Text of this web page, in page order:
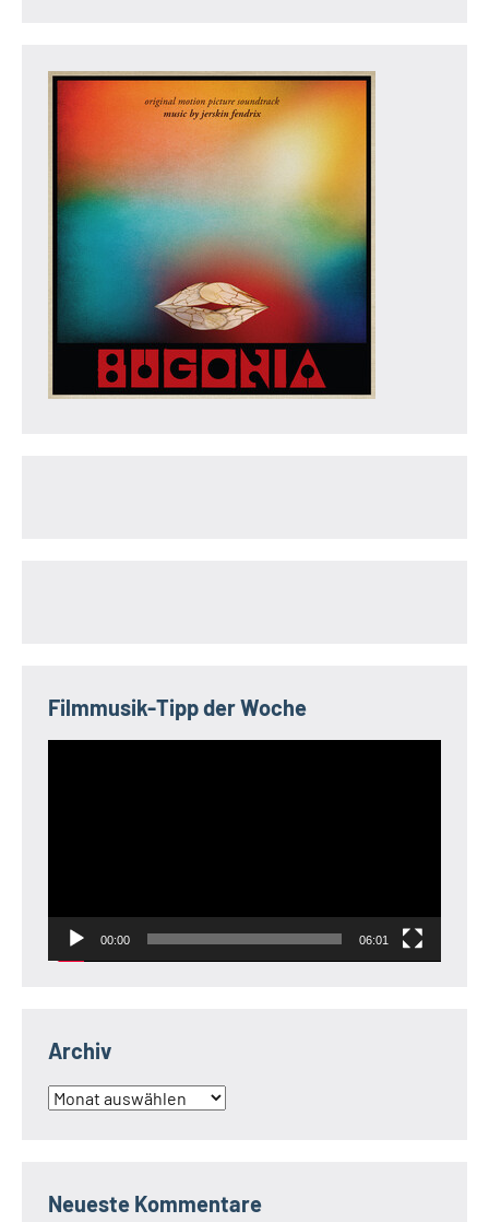
Filmmusik-Tipp der Woche
00:00 06:01
Archiv
Archiv
Neueste Kommentare